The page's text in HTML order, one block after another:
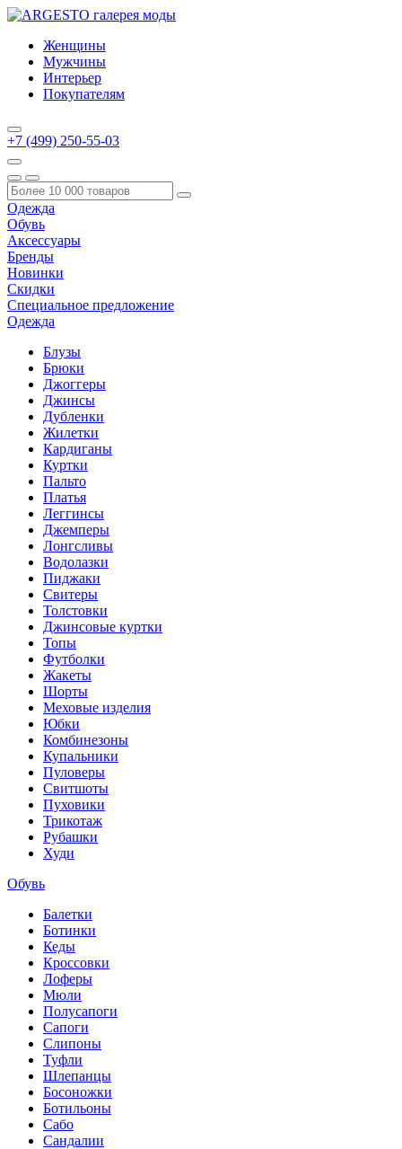
Женщины
Мужчины
Интерьер
Покупателям
+7 (499) 250-55-03
Одежда
Обувь
Аксессуары
Бренды
Новинки
Скидки
Специальное предложение
Одежда
Блузы
Брюки
Джоггеры
Джинсы
Дубленки
Жилетки
Кардиганы
Куртки
Пальто
Платья
Леггинсы
Джемперы
Лонгсливы
Водолазки
Пиджаки
Свитеры
Толстовки
Джинсовые куртки
Топы
Футболки
Жакеты
Шорты
Меховые изделия
Юбки
Комбинезоны
Купальники
Пуловеры
Свитшоты
Пуховики
Трикотаж
Рубашки
Худи
Обувь
Балетки
Ботинки
Кеды
Кроссовки
Лоферы
Мюли
Полусапоги
Сапоги
Слипоны
Туфли
Шлепанцы
Босоножки
Ботильоны
Сабо
Сандалии